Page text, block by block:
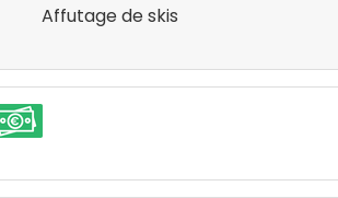
Affutage de skis